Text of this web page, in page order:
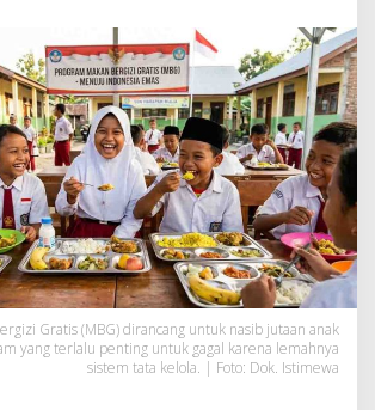
Gratis (MBG) dirancang untuk nasib jutaan anak
yang terlalu penting untuk gagal karena lemahnya
sistem tata kelola. | Foto: Dok. Istimewa